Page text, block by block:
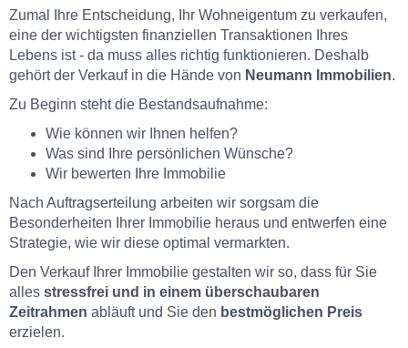
Zumal Ihre Entscheidung, Ihr Wohneigentum zu verkaufen,
eine der wichtigsten finanziellen Transaktionen Ihres
Lebens ist - da muss alles richtig funktionieren. Deshalb
gehört der Verkauf in die Hände von Neumann Immobilien.
Zu Beginn steht die Bestandsaufnahme:
Wie können wir Ihnen helfen?
Was sind Ihre persönlichen Wünsche?
Wir bewerten Ihre Immobilie
Nach Auftragserteilung arbeiten wir sorgsam die
Besonderheiten Ihrer Immobilie heraus und entwerfen eine
Strategie, wie wir diese optimal vermarkten.
Den Verkauf Ihrer Immobilie gestalten wir so, dass für Sie
alles stressfrei und in einem überschaubaren
Zeitrahmen abläuft und Sie den bestmöglichen Preis
erzielen.